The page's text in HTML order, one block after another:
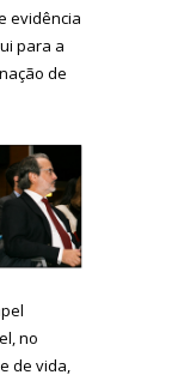
evidência
para a
de
no
de vida,